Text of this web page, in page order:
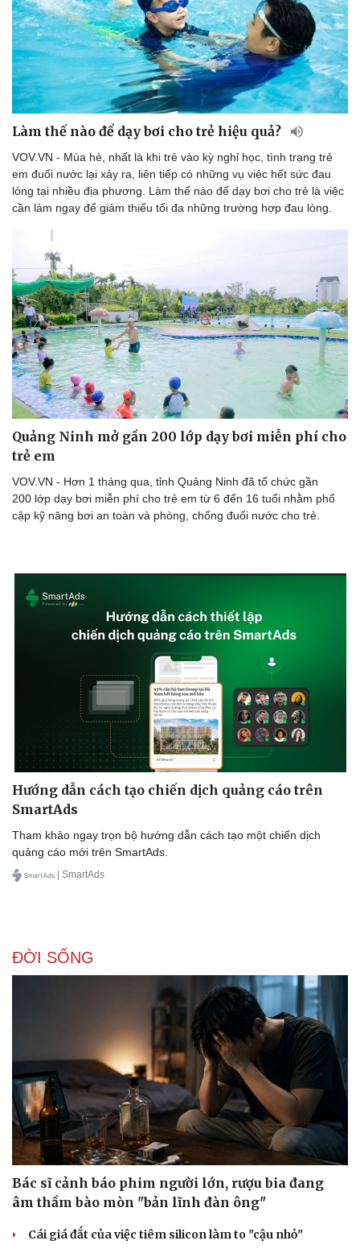
Doanh nghiệp
Thông tin doanh nghiệp
Doanh nghiệp 24h
Doanh nhân
Công nghệ
Sành điệu
Tin Công nghệ
Trải nghiệm
Sức khỏe
Dinh dưỡng - món ngon
Cây thuốc
Đời sống
Nhà đẹp
Làm thế nào để dạy bơi cho trẻ hiệu quả?
VOV.VN - Mùa hè, nhất là khi trẻ vào kỳ nghỉ học, tình trạng trẻ
em đuối nước lại xảy ra, liên tiếp có những vụ việc hết sức đau
lòng tại nhiều địa phương. Làm thế nào để dạy bơi cho trẻ là việc
cần làm ngay để giảm thiểu tối đa những trường hợp đau lòng.
Quảng Ninh mở gần 200 lớp dạy bơi miễn phí cho
trẻ em
VOV.VN - Hơn 1 tháng qua, tỉnh Quảng Ninh đã tổ chức gần
200 lớp dạy bơi miễn phí cho trẻ em từ 6 đến 16 tuổi nhằm phổ
cập kỹ năng bơi an toàn và phòng, chống đuối nước cho trẻ.
Hướng dẫn cách tạo chiến dịch quảng cáo trên
SmartAds
Tham khảo ngay trọn bộ hướng dẫn cách tạo một chiến dịch
quảng cáo mới trên SmartAds.
| SmartAds
ĐỜI SỐNG
Bác sĩ cảnh báo phim người lớn, rượu bia đang
âm thầm bào mòn "bản lĩnh đàn ông"
Cái giá đắt của việc tiêm silicon làm to "cậu nhỏ"